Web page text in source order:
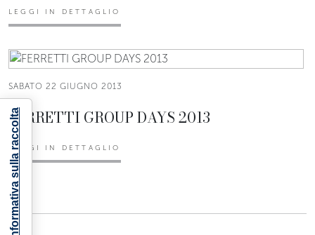
LEGGI IN DETTAGLIO
SABATO 22 GIUGNO 2013
FERRETTI GROUP DAYS 2013
LEGGI IN DETTAGLIO
Informativa sulla raccolta